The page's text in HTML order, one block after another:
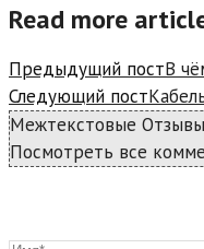
Read more
Предыдущий постВ
Следующий пост
Межтекстовые Отзывы
Посмотреть все